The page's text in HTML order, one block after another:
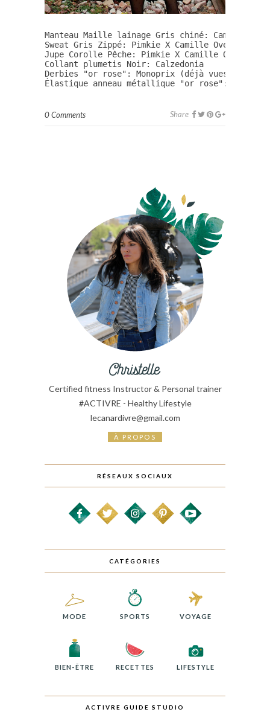
Manteau Maille lainage Gris chiné: Camaïeu
Sweat Gris Zippé: Pimkie X Camille Over the
Jupe Corolle Pêche: Pimkie X Camille Over the
Collant plumetis Noir: Calzedonia
Derbies "or rose": Monoprix (déjà vues
Élastique anneau métallique "or rose": My
0 Comments Share
Certified fitness Instructor & Personal trainer
#ACTIVRE - Healthy Lifestyle
lecanardivre@gmail.com
À PROPOS
RÉSEAUX SOCIAUX
CATÉGORIES
MODE SPORTS VOYAGE
BIEN-ÊTRE RECETTES LIFESTYLE
ACTIVRE GUIDE STUDIO